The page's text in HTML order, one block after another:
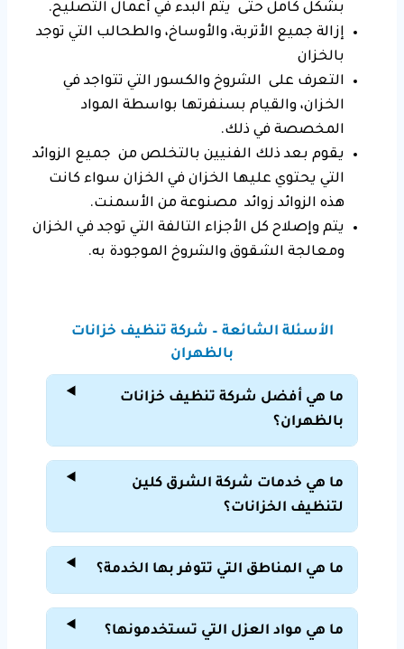
بشكل كامل حتى يتم البدء في أعمال التصليح.
إزالة جميع الأتربة، والأوساخ، والطحالب التي توجد
بالخزان
التعرف على الشروخ والكسور التي تتواجد في
الخزان، والقيام بسنفرتها بواسطة المواد
المخصصة في ذلك.
يقوم بعد ذلك الفنيين بالتخلص من جميع الزوائد
التي يحتوي عليها الخزان في الخزان سواء كانت
هذه الزوائد زوائد مصنوعة من الأسمنت.
يتم وإصلاح كل الأجزاء التالفة التي توجد في الخزان
ومعالجة الشقوق والشروخ الموجودة به.
الأسئلة الشائعة – شركة تنظيف خزانات
بالظهران
ما هي أفضل شركة تنظيف خزانات
بالظهران؟
ما هي خدمات شركة الشرق كلين
لتنظيف الخزانات؟
ما هي المناطق التي تتوفر بها الخدمة؟
ما هي مواد العزل التي تستخدمونها؟